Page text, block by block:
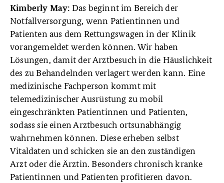
Kimberly May: Das beginnt im Bereich der
Notfallversorgung, wenn Patientinnen und
Patienten aus dem Rettungswagen in der Klinik
vorangemeldet werden können. Wir haben
Lösungen, damit der Arztbesuch in die Häuslichkeit
des zu Behandelnden verlagert werden kann. Eine
medizinische Fachperson kommt mit
telemedizinischer Ausrüstung zu mobil
eingeschränkten Patientinnen und Patienten,
sodass sie einen Arztbesuch ortsunabhängig
wahrnehmen können. Diese erheben selbst
Vitaldaten und schicken sie an den zuständigen
Arzt oder die Ärztin. Besonders chronisch kranke
Patientinnen und Patienten profitieren davon.